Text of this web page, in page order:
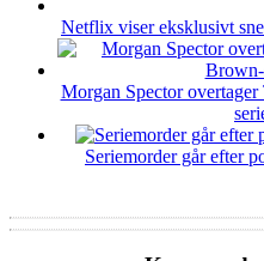
Netflix viser eksklusivt
Morgan Spector
Seriemorder går efter